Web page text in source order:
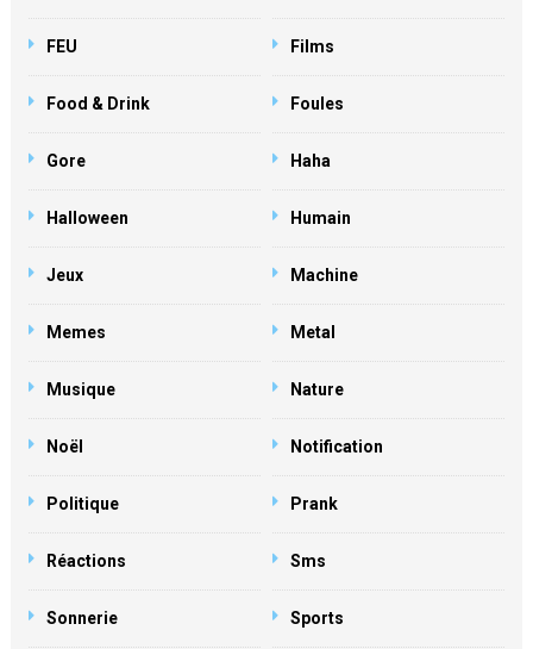
FEU Films
Food & Drink Foules
Gore Haha
Halloween Humain
Jeux Machine
Memes Metal
Musique Nature
Noël Notification
Politique Prank
Réactions Sms
Sonnerie Sports